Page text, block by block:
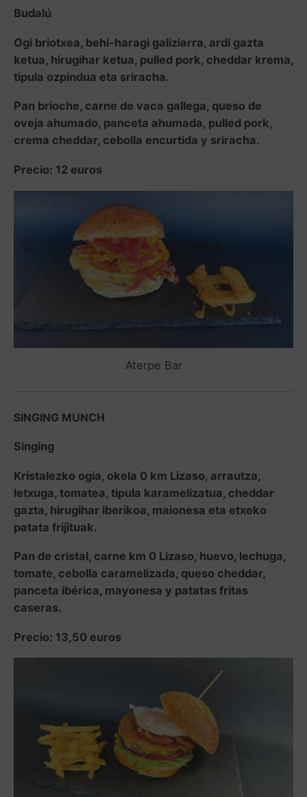
Budalú
Ogi briotxea, behi-haragi galiziarra, ardi gazta
ketua, hirugihar ketua, pulled pork, cheddar krema,
tipula ozpindua eta sriracha.
Pan brioche, carne de vaca gallega, queso de
oveja ahumado, panceta ahumada, pulled pork,
crema cheddar, cebolla encurtida y sriracha.
Precio: 12 euros
Aterpe Bar
SINGING MUNCH
Singing
Kristalezko ogia, okela 0 km Lizaso, arrautza,
letxuga, tomatea, tipula karamelizatua, cheddar
gazta, hirugihar iberikoa, maionesa eta etxeko
patata frijituak.
Pan de cristal, carne km 0 Lizaso, huevo, lechuga,
tomate, cebolla caramelizada, queso cheddar,
panceta ibérica, mayonesa y patatas fritas
caseras.
Precio: 13,50 euros